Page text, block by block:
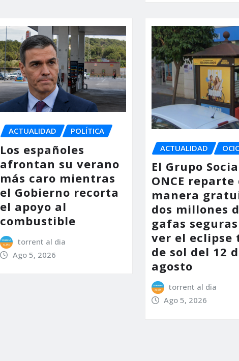
ACTUALIDAD POLÍTICA
Los españoles
afrontan su verano
más caro mientras
el Gobierno recorta
el apoyo al
combustible
torrent al dia
Ago 5, 2026
ACTUALIDAD
El Grupo
ONCE reparte
manera
dos millones
gafas
ver el eclipse
de sol del 12
agosto
torrent al dia
Ago 5, 2026